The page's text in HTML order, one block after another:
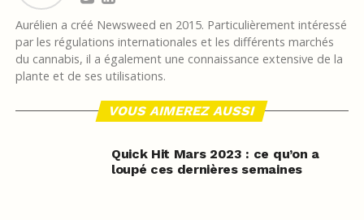
Aurélien a créé Newsweed en 2015. Particulièrement intéressé
par les régulations internationales et les différents marchés
du cannabis, il a également une connaissance extensive de la
plante et de ses utilisations.
VOUS AIMEREZ AUSSI
Quick Hit Mars 2023 : ce qu’on a
loupé ces dernières semaines